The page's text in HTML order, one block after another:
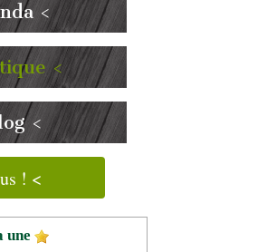
<
<
<
! <
une